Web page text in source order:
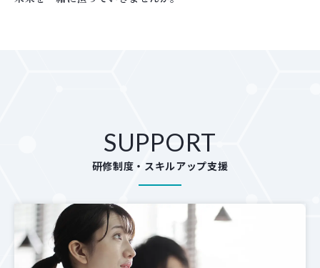
SUPPORT
研修制度・スキルアップ支援